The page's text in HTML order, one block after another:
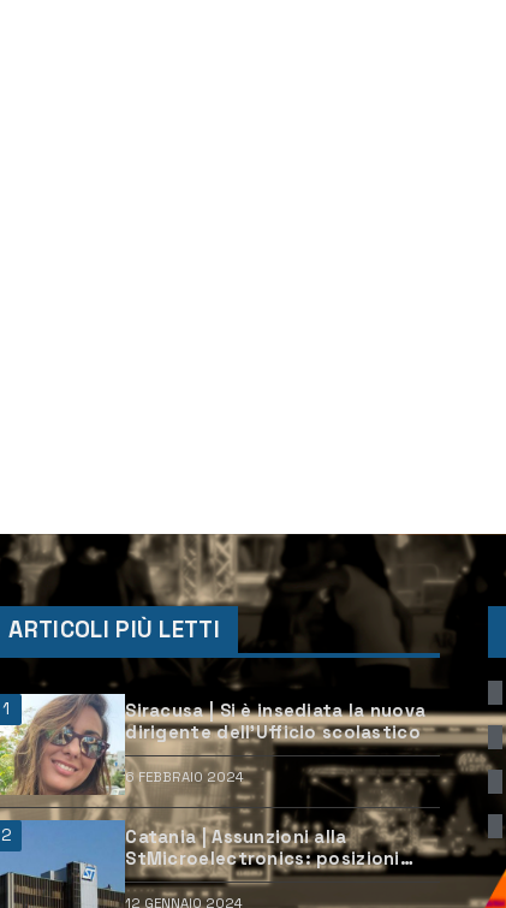
ARTICOLI PIÙ LETTI
1
Siracusa | Si è insediata la nuova
dirigente dell’Ufficio scolastico
6 FEBBRAIO 2024
2
Catania | Assunzioni alla
StMicroelectronics: posizioni
aperte e come candidarsi
12 GENNAIO 2024